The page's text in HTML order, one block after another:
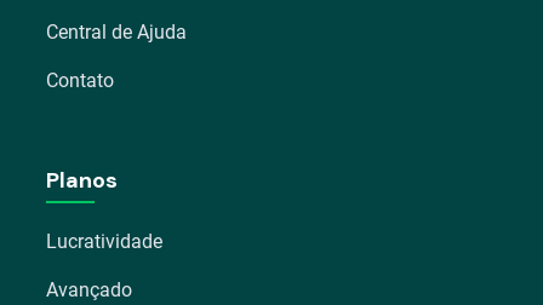
Central de Ajuda
Contato
Planos
Lucratividade
Avançado